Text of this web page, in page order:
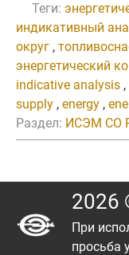
Теги:
индикативный
округ ,
энергетический
indicative analysis ,
supply , energy ,
Раздел: ИСЭМ СО
При
просьба